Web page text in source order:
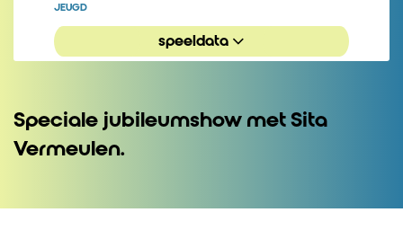
JEUGD
speeldata
Speciale jubileumshow met Sita
Vermeulen.